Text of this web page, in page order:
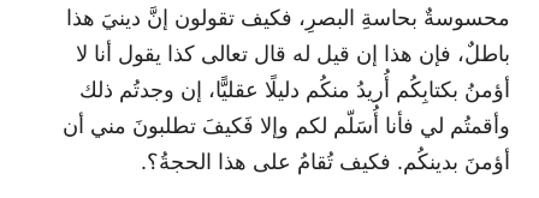
محسوسةٌ بحاسةِ البصرِ، فكيف تقولون إنَّ دينيَ هذا
باطلٌ، فإن هذا إن قيل له قال تعالى كذا يقول أنا لا
أؤمنُ بكتابِكُم أُريدُ منكُم دليلًا عقليًّا، إن وجدتُم ذلك
وأقمتُم لي فأنا أُسَلّم لكم وإلا فَكيفَ تطلبونَ مني أن
أؤمنَ بدينكُم. فكيف تُقامُ على هذا الحجةُ؟.